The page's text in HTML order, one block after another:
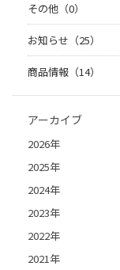
その他（0）
お知らせ（25）
商品情報（14）
アーカイブ
2026年
2025年
2024年
2023年
2022年
2021年